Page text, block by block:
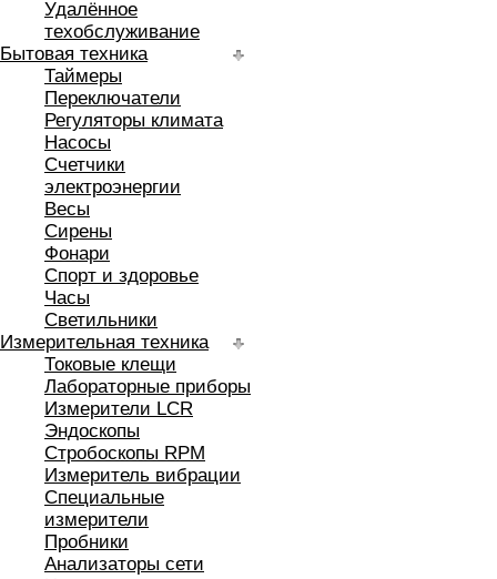
Удалённое
техобслуживание
Бытовая техника
Таймеры
Переключатели
Регуляторы климата
Насосы
Счетчики
электроэнергии
Весы
Сирены
Фонари
Спорт и здоровье
Часы
Светильники
Измерительная техника
Токовые клещи
Лабораторные приборы
Измерители LCR
Эндоскопы
Стробоскопы RPM
Измеритель вибрации
Специальные
измерители
Пробники
Анализаторы сети